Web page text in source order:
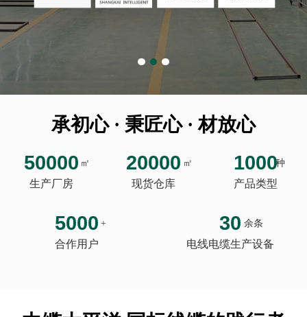
承初心 · 秉匠心 · 材放心
50000 ㎡
生产厂房
20000 ㎡
现货仓库
1000种
产品类型
5000 +
合作用户
30 余条
电线电缆生产设备